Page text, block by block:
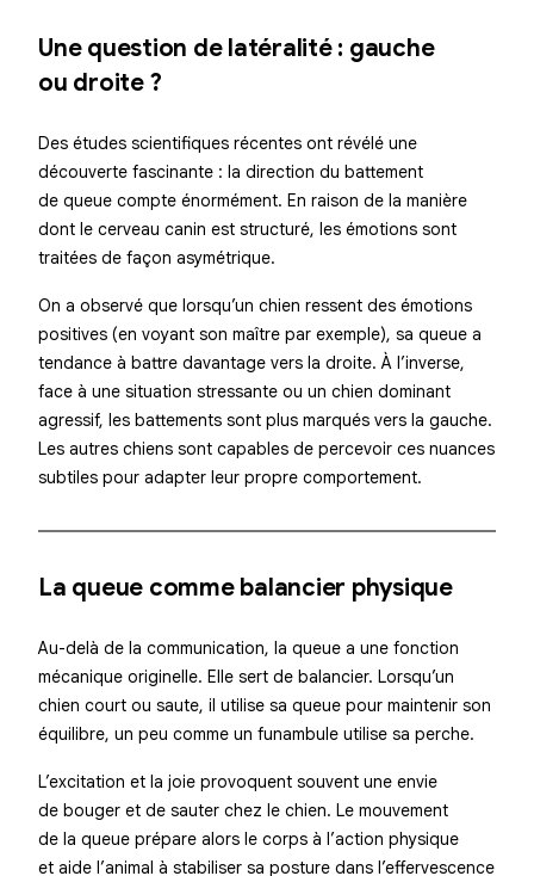
Une question de latéralité : gauche
ou droite ?
Des études scientifiques récentes ont révélé une
découverte fascinante : la direction du battement
de queue compte énormément. En raison de la manière
dont le cerveau canin est structuré, les émotions sont
traitées de façon asymétrique.
On a observé que lorsqu’un chien ressent des émotions
positives (en voyant son maître par exemple), sa queue a
tendance à battre davantage vers la droite. À l’inverse,
face à une situation stressante ou un chien dominant
agressif, les battements sont plus marqués vers la gauche.
Les autres chiens sont capables de percevoir ces nuances
subtiles pour adapter leur propre comportement.
La queue comme balancier physique
Au-delà de la communication, la queue a une fonction
mécanique originelle. Elle sert de balancier. Lorsqu’un
chien court ou saute, il utilise sa queue pour maintenir son
équilibre, un peu comme un funambule utilise sa perche.
L’excitation et la joie provoquent souvent une envie
de bouger et de sauter chez le chien. Le mouvement
de la queue prépare alors le corps à l’action physique
et aide l’animal à stabiliser sa posture dans l’effervescence